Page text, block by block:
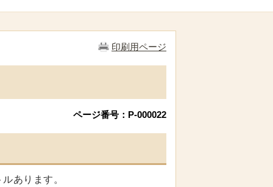
印刷用ページ
ページ番号：P-000022
あります。